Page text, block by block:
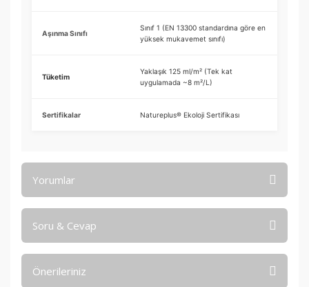
Aşınma Sınıfı
Sınıf 1 (EN 13300 standardına göre en
yüksek mukavemet sınıfı)
Tüketim
Yaklaşık 125 ml/m² (Tek kat
uygulamada ~8 m²/L)
Sertifikalar Natureplus® Ekoloji Sertifikası
Yorumlar
Soru & Cevap
Önerileriniz